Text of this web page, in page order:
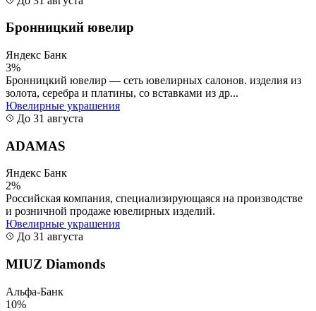
Бронницкий ювелир
Яндекс Банк
3%
Бронницкий ювелир — сеть ювелирных салонов. изделия из
золота, серебра и платины, со вставками из др...
Ювелирные украшения
До 31 августа
ADAMAS
Яндекс Банк
2%
Российская компания, специализирующаяся на производстве
и розничной продаже ювелирных изделий.
Ювелирные украшения
До 31 августа
MIUZ Diamonds
Альфа-Банк
10%